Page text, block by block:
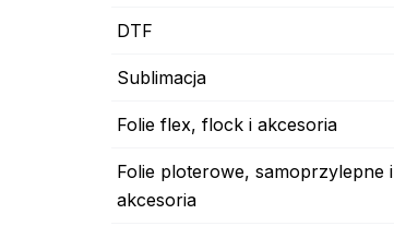
DTF
Sublimacja
Folie flex, flock i akcesoria
Folie ploterowe, samoprzylepne i
akcesoria